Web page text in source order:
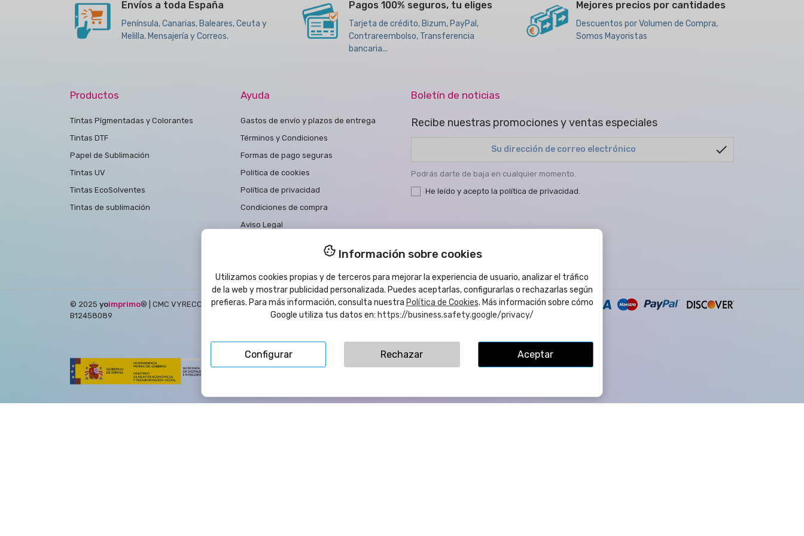
Envíos a toda España
Península, Canarias, Baleares, Ceuta y
Melilla. Mensajería y Correos.
Pagos 100% seguros, tu eliges
Tarjeta de crédito, Bizum, PayPal,
Contrareembolso, Transferencia
bancaria...
Mejores precios por cantidades
Descuentos por Volumen de Compra,
Somos Mayoristas
Productos
Tintas Pîgmentadas y Colorantes
Tintas DTF
Papel de Sublimación
Tintas UV
Tintas EcoSolventes
Tintas de sublimación
Ayuda
Gastos de envío y plazos de entrega
Términos y Condiciones
Formas de pago seguras
Politica de cookies
Política de privacidad
Condiciones de compra
Aviso Legal
Contactar con nosotros
Boletín de noticias
Recibe nuestras promociones y ventas especiales
check
Podrás darte de baja en cualquier momento.
He leído y acepto la política de privacidad
© 2025 yoimprimo®
| CMC VYRECO SL - C/Juan Bautista Llorens, 109B - 12540 Vila-Real (Castellón) ESPAÑA | CIF:
B12458089
Información sobre cookies
Utilizamos cookies propias y de terceros para mejorar la experiencia de usuario, analizar el tráfico
de la web y mostrar publicidad personalizada. Puedes aceptarlas, configurarlas o rechazarlas según
prefieras. Para más información, consulta nuestra Política de Cookies. Más información sobre cómo
Google utiliza tus datos en: https://business.safety.google/privacy/
Configurar Rechazar Aceptar